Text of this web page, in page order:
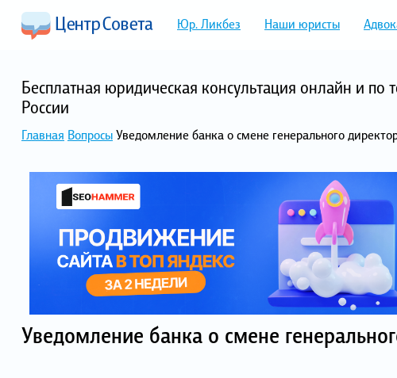
Юр. Ликбез Наши юристы
Бесплатная юридическая консультация онлайн и по
России
Главная ВопросыУведомление банка о смене генерального
Уведомление банка о смене